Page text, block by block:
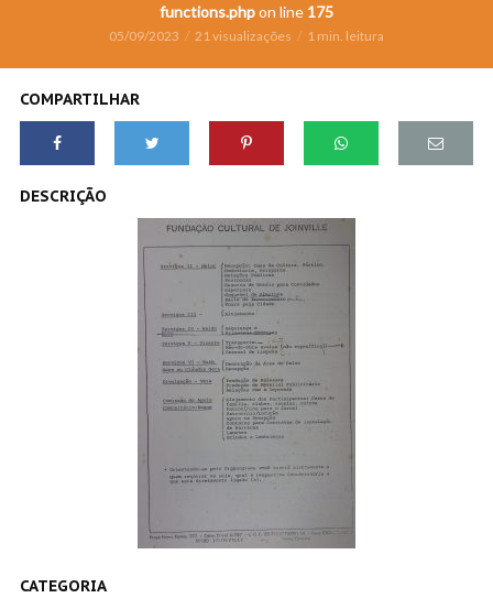
functions.phpon line 175
05/09/2023 21 visualizações 1 min. leitura
COMPARTILHAR
DESCRIÇÃO
CATEGORIA